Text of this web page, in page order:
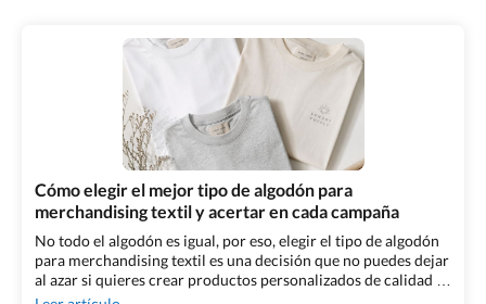
Cómo elegir el mejor tipo de algodón para
merchandising textil y acertar en cada campaña
No todo el algodón es igual, por eso, elegir el tipo de algodón
para merchandising textil es una decisión que no puedes dejar
al azar si quieres crear productos personalizados de calidad y
acordes con el mensaje que quieres transmitir. Además, es una